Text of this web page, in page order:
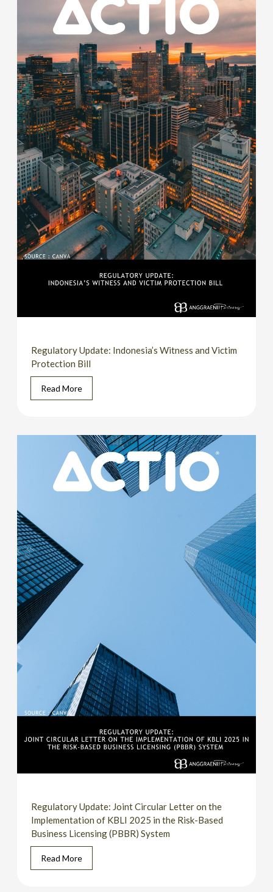
Regulatory Update: Indonesia’s Witness and Victim
Protection Bill
Read More
Regulatory Update: Joint Circular Letter on the
Implementation of KBLI 2025 in the Risk-Based
Business Licensing (PBBR) System
Read More